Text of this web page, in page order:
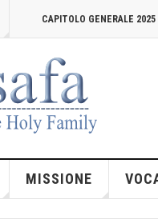
CAPITOLO GENERALE 2025
MISSIONE